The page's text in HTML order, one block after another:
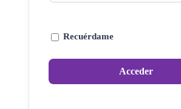
Recuérdame